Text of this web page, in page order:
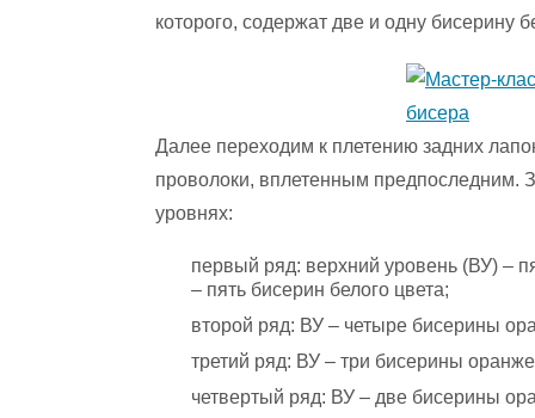
которого, содержат две и одну бисерину
Далее переходим к плетению задних
проволоки, вплетенным предпоследним.
уровнях:
первый ряд: верхний уровень (ВУ) –
– пять бисерин белого цвета;
второй ряд: ВУ – четыре бисерины
третий ряд: ВУ – три бисерины
четвертый ряд: ВУ – две бисерины